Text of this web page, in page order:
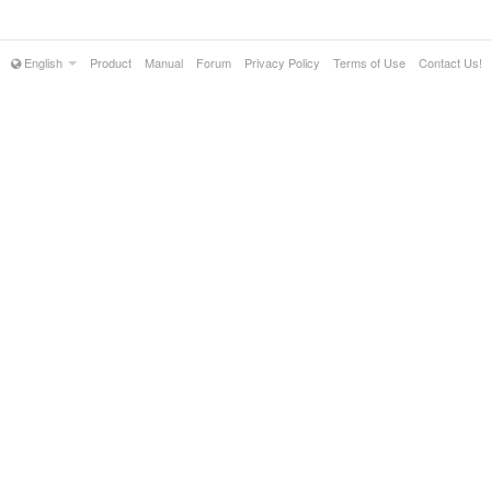
English Product Manual Forum Privacy Policy Terms of Use Contact Us!